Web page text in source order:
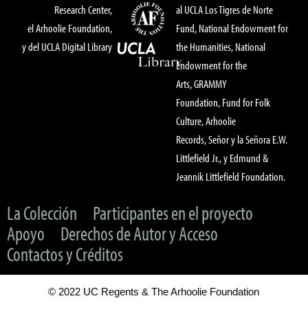
Research Center,
el Arhoolie Foundation,
y del UCLA Digital Library
al UCLA Los Tigres de Norte
Fund, National Endowment for
the Humanities, National
Endowment for the
Arts, GRAMMY
Foundation, Fund for Folk
Culture, Arhoolie
Records, Señor y la Señora E.W.
Littlefield Jr., y Edmund &
Jeannik Littlefield Foundation.
La Colección
Participantes en el proyecto
Apoyo
Derechos de Autor y Acceso
Contactos y Créditos
© 2022 UC Regents & The Arhoolie Foundation